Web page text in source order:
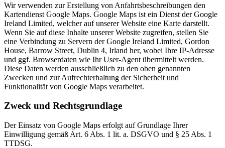
Wir verwenden zur Erstellung von Anfahrtsbeschreibungen den
Kartendienst Google Maps. Google Maps ist ein Dienst der Google
Ireland Limited, welcher auf unserer Website eine Karte darstellt.
Wenn Sie auf diese Inhalte unserer Website zugreifen, stellen Sie
eine Verbindung zu Servern der Google Ireland Limited, Gordon
House, Barrow Street, Dublin 4, Irland her, wobei Ihre IP-Adresse
und ggf. Browserdaten wie Ihr User-Agent übermittelt werden.
Diese Daten werden ausschließlich zu den oben genannten
Zwecken und zur Aufrechterhaltung der Sicherheit und
Funktionalität von Google Maps verarbeitet.
Zweck und Rechtsgrundlage
Der Einsatz von Google Maps erfolgt auf Grundlage Ihrer
Einwilligung gemäß Art. 6 Abs. 1 lit. a. DSGVO und § 25 Abs. 1
TTDSG.